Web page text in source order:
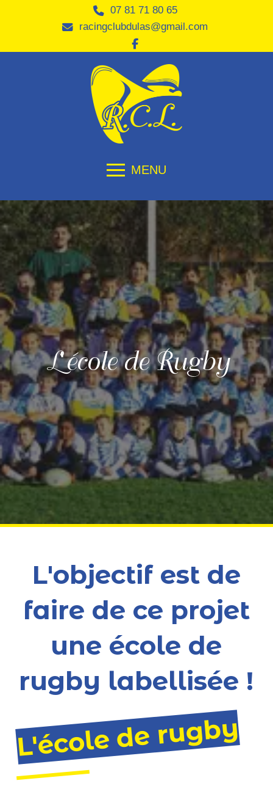
07 81 71 80 65
racingclubdulas@gmail.com
MENU
L'école de Rugby
L'objectif est de
faire de ce projet
une école de
rugby labellisée !
L'école de rugby